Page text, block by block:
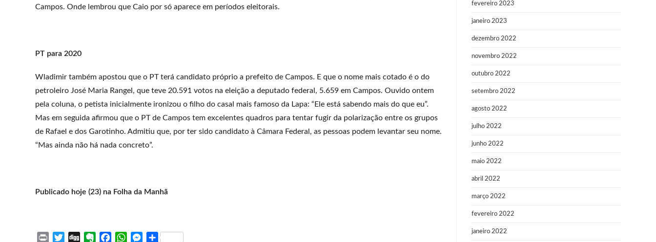
Campos. Onde lembrou que Caio por só aparece em períodos eleitorais.
PT para 2020
Wladimir também apostou que o PT terá candidato próprio a prefeito de Campos. E que o nome mais cotado é o do
petroleiro José Maria Rangel, que teve 20.591 votos na eleição a deputado federal, 5.659 em Campos. Ouvido ontem
pela coluna, o petista inicialmente ironizou o filho do casal mais famoso da Lapa: “Ele está sabendo mais do que eu”.
Mas em seguida afirmou que o PT de Campos tem excelentes quadros para tentar fugir da polarização entre os grupos
de Rafael e dos Garotinho. Admitiu que, por ter sido candidato à Câmara Federal, as pessoas podem levantar seu nome.
“Mas ainda não há nada concreto”.
Publicado hoje (23) na Folha da Manhã
W
M
S
fevereiro 2023
janeiro 2023
dezembro 2022
novembro 2022
outubro 2022
setembro 2022
agosto 2022
julho 2022
junho 2022
maio 2022
abril 2022
março 2022
fevereiro 2022
janeiro 2022